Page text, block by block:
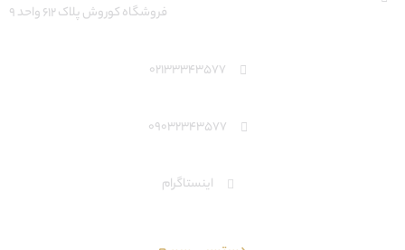
فروشگاه کوروش پلاک ۶۱۲ واحد ۹
02133343577
09032343577
اینستاگرام